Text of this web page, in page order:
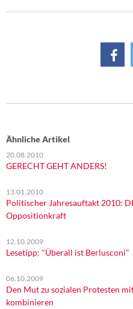
Memo-Gruppe
Rosa-Luxemburg-
Über mich
Kontakt
Ähnliche Artikel
20.08.2010
GERECHT GEHT ANDERS!
13.01.2010
Politischer Jahresauftakt 2010:
Oppositionkraft
12.10.2009
Lesetipp: "Überall ist Berlusconi"
06.10.2009
Den Mut zu sozialen Protesten
kombinieren